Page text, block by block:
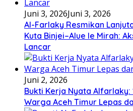
Juni 3, 2026Juni 3, 2026
Al-Farlaky Resmikan
Kuta Binjei–Alue Ie Mirah:
Lancar
Juni 2, 2026
Bukti Kerja Nyata Alfarlaky:
Warga Aceh Timur Lepas